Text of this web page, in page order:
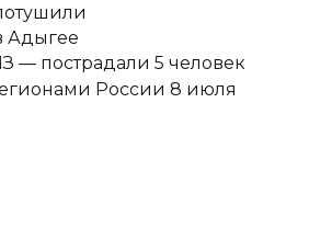
Адыгее
— пострадали 5 человек
России 8 июля